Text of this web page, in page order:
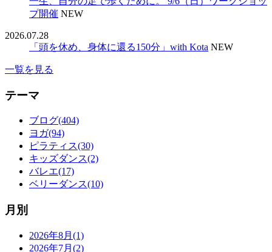
プ開催 NEW
2026.07.28
「頭を休め、身体に還る150分」with Kota NEW
一覧を見る
テーマ
ブログ(404)
ヨガ(94)
ピラティス(30)
キッズダンス(2)
バレエ(17)
ベリーダンス(10)
月別
2026年8月(1)
2026年7月(2)